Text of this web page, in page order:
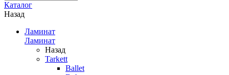
Каталог
Назад
Ламинат
Ламинат
Назад
Tarkett
Ballet